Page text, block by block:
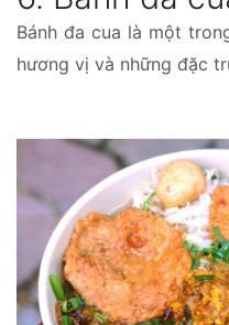
Bánh đa cua là một
hương vị và những đặc